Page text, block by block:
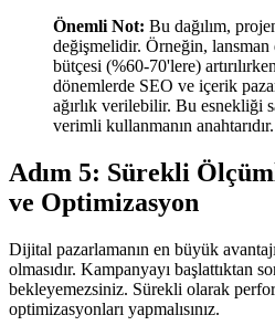
Önemli Not: Bu dağılım,
değişmelidir. Örneğin,
bütçesi (%60-70'lere)
dönemlerde SEO ve içerik
ağırlık verilebilir. Bu esnekliği
verimli kullanmanın anahtarıdır.
Adım 5: Sürekli
ve Optimizasyon
Dijital pazarlamanın en büyük
olmasıdır. Kampanyayı başlattıktan
bekleyemezsiniz. Sürekli olarak
optimizasyonları yapmalısınız.